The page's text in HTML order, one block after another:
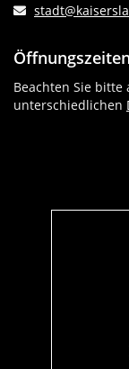
Öffnungszeiten
Beachten Sie
unterschiedlichen